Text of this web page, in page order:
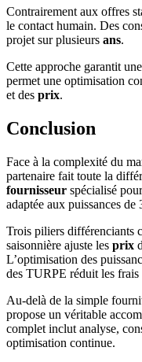
Contrairement aux offres
le contact humain. Des
projet sur plusieurs ans.
Cette approche garantit
permet une optimisation
et des prix.
Conclusion
Face à la complexité du
partenaire fait toute la
fournisseur spécialisé
adaptée aux puissances
Trois piliers différenciants
saisonnière ajuste les prix
L’optimisation des
des TURPE réduit les frais
Au-delà de la simple
propose un véritable
complet inclut analyse,
optimisation continue.